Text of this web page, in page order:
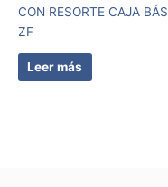
CON RESORTE CAJA
ZF
Leer más